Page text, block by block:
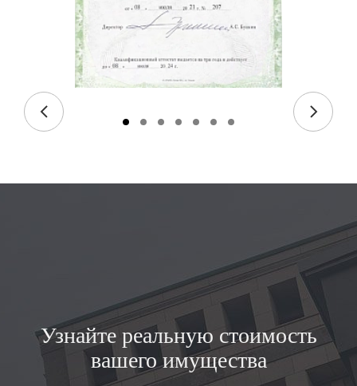
Узнайте реальную стоимость
вашего имущества